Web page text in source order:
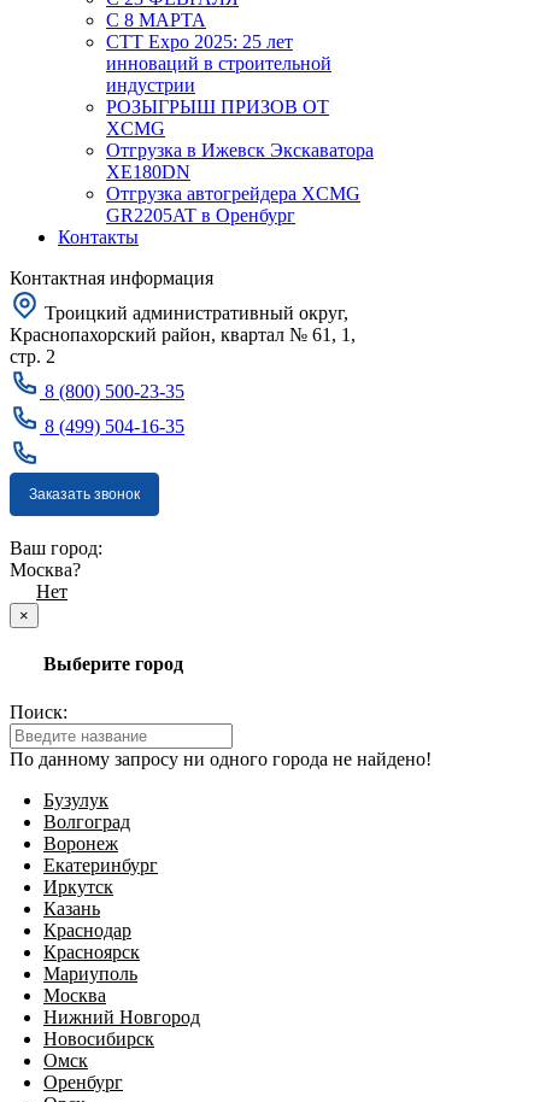
С 8 МАРТА
CTT Expo 2025: 25 лет
инноваций в строительной
индустрии
РОЗЫГРЫШ ПРИЗОВ ОТ
XCMG
Отгрузка в Ижевск Экскаватора
XE180DN
Отгрузка автогрейдера XCMG
GR2205AT в Оренбург
Контакты
Контактная информация
Троицкий административный округ,
Краснопахорский район, квартал № 61, 1,
стр. 2
8 (800) 500-23-35
8 (499) 504-16-35
Заказать звонок
Ваш город:
Москва?
Нет
×
Выберите город
Поиск:
По данному запросу ни одного города не найдено!
Бузулук
Волгоград
Воронеж
Екатеринбург
Иркутск
Казань
Краснодар
Красноярск
Мариуполь
Москва
Нижний Новгород
Новосибирск
Омск
Оренбург